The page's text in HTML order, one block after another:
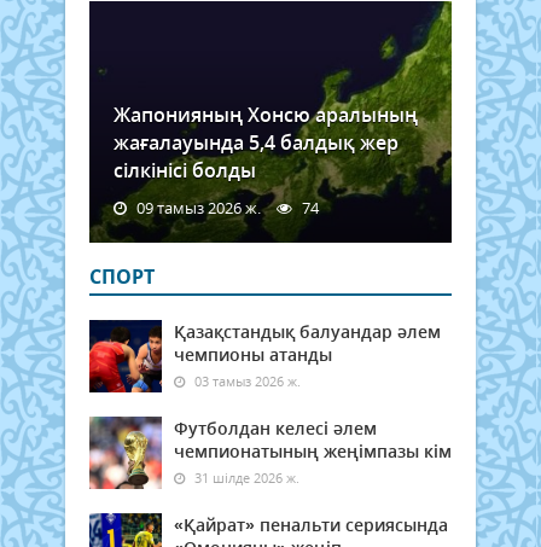
Жапонияның Хонсю аралының
жағалауында 5,4 балдық жер
сілкінісі болды
09 тамыз 2026 ж. 74
СПОРТ
Қазақстандық балуандар әлем
чемпионы атанды
03 тамыз 2026 ж.
Футболдан келесі әлем
чемпионатының жеңімпазы кім
31 шілде 2026 ж.
«Қайрат» пенальти сериясында